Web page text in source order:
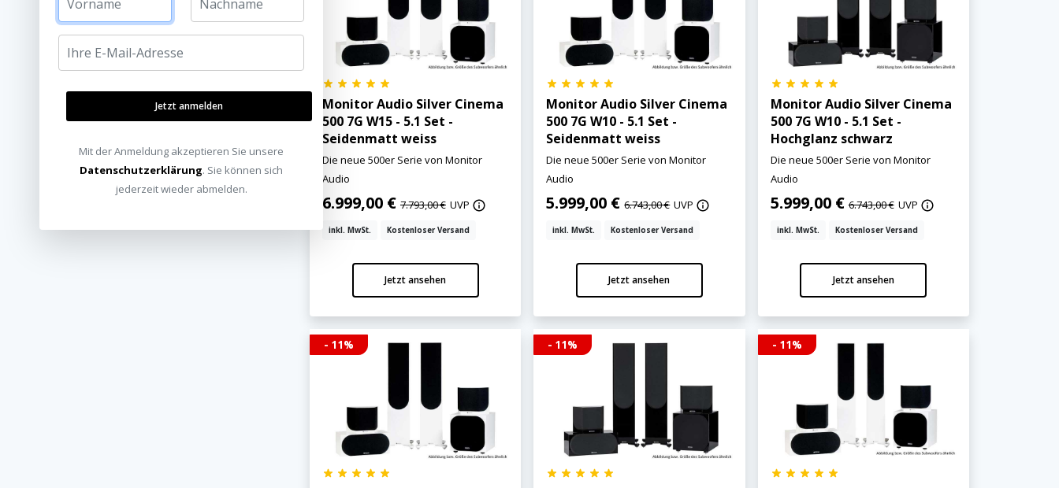
Monitor Audio Silver Cinema
500 7G W15 - 5.1 Set -
Seidenmatt weiss
Die neue 500er Serie von Monitor
Audio
6.999,00 € 7.793,00 € UVP
inkl. MwSt. Kostenloser Versand
Jetzt ansehen
Monitor Audio Silver Cinema
500 7G W10 - 5.1 Set -
Seidenmatt weiss
Die neue 500er Serie von Monitor
Audio
5.999,00 €6.743,00 € UVP
inkl. MwSt. Kostenloser Versand
Jetzt ansehen
Monitor Audio Silver Cinema
500 7G W10 - 5.1 Set -
Hochglanz schwarz
Die neue 500er Serie von Monitor
Audio
5.999,00 €6.743,00 € UVP
inkl. MwSt. Kostenloser Versand
Jetzt ansehen
- 11% - 11% - 11%
Jetzt anmelden
Mit der Anmeldung akzeptieren Sie unsere
Datenschutzerklärung. Sie können sich
jederzeit wieder abmelden.